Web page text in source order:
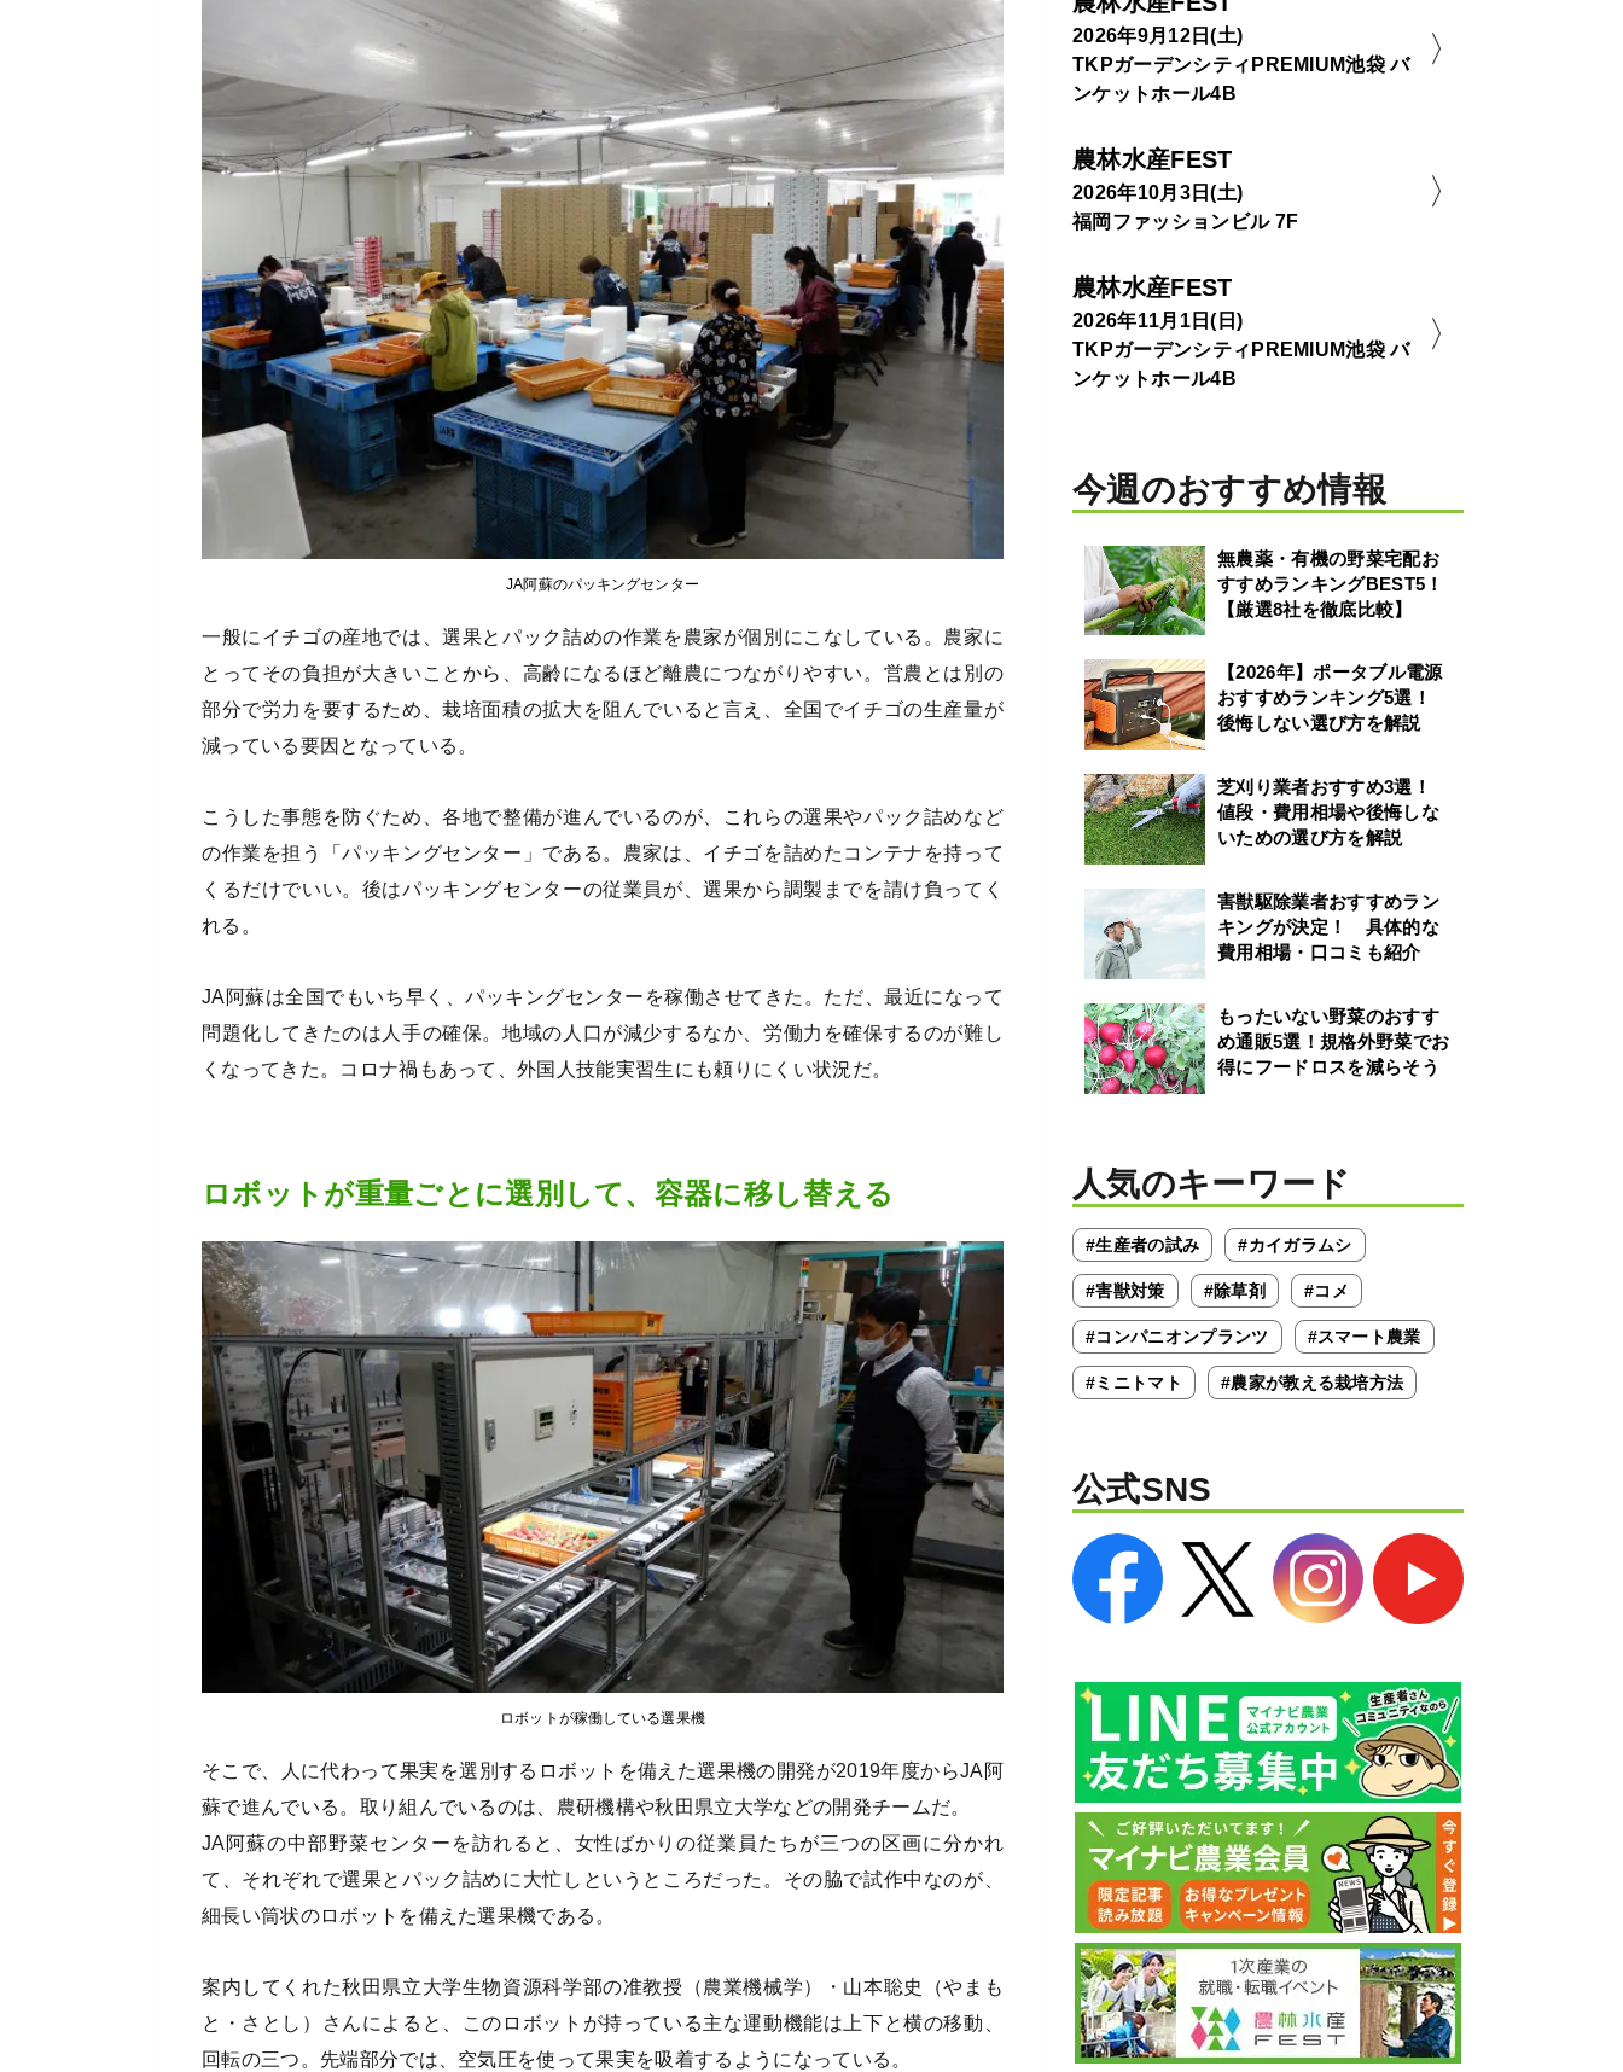
JA阿蘇のパッキングセンター
一般にイチゴの産地では、選果とパック詰めの作業を農家が個別にこなしている。農家に
とってその負担が大きいことから、高齢になるほど離農につながりやすい。営農とは別の
部分で労力を要するため、栽培面積の拡大を阻んでいると言え、全国でイチゴの生産量が
減っている要因となっている。
こうした事態を防ぐため、各地で整備が進んでいるのが、これらの選果やパック詰めなど
の作業を担う「パッキングセンター」である。農家は、イチゴを詰めたコンテナを持って
くるだけでいい。後はパッキングセンターの従業員が、選果から調製までを請け負ってく
れる。
JA阿蘇は全国でもいち早く、パッキングセンターを稼働させてきた。ただ、最近になって
問題化してきたのは人手の確保。地域の人口が減少するなか、労働力を確保するのが難し
くなってきた。コロナ禍もあって、外国人技能実習生にも頼りにくい状況だ。
ロボットが重量ごとに選別して、容器に移し替える
ロボットが稼働している選果機
そこで、人に代わって果実を選別するロボットを備えた選果機の開発が2019年度からJA阿
蘇で進んでいる。取り組んでいるのは、農研機構や秋田県立大学などの開発チームだ。
JA阿蘇の中部野菜センターを訪れると、女性ばかりの従業員たちが三つの区画に分かれ
て、それぞれで選果とパック詰めに大忙しというところだった。その脇で試作中なのが、
細長い筒状のロボットを備えた選果機である。
案内してくれた秋田県立大学生物資源科学部の准教授（農業機械学）・山本聡史（やまも
と・さとし）さんによると、このロボットが持っている主な運動機能は上下と横の移動、
回転の三つ。先端部分では、空気圧を使って果実を吸着するようになっている。
2026年9月12日(土)
TKPガーデンシティPREMIUM池袋 バ
ンケットホール4B
農林水産FEST
2026年10月3日(土)
福岡ファッションビル 7F
農林水産FEST
2026年11月1日(日)
TKPガーデンシティPREMIUM池袋 バ
ンケットホール4B
今週のおすすめ情報
無農薬・有機の野菜宅配お
すすめランキングBEST5！
【厳選8社を徹底比較】
【2026年】ポータブル電源
おすすめランキング5選！
後悔しない選び方を解説
芝刈り業者おすすめ3選！
値段・費用相場や後悔しな
いための選び方を解説
害獣駆除業者おすすめラン
キングが決定！ 具体的な
費用相場・口コミも紹介
もったいない野菜のおすす
め通販5選！規格外野菜でお
得にフードロスを減らそう
人気のキーワード
#生産者の試み #カイガラムシ
#害獣対策 #除草剤 #コメ
#コンパニオンプランツ #スマート農業
#ミニトマト #農家が教える栽培方法
公式SNS